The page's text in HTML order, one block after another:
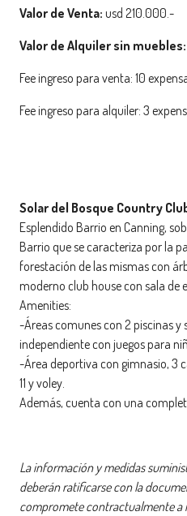
Valor de Venta: usd 210.000.-
Valor de Alquiler sin muebles:
Fee ingreso para venta: 10
Fee ingreso para alquiler: 3
Solar del Bosque Country
Esplendido Barrio en Canning,
Barrio que se caracteriza por la
forestación de las mismas con
moderno club house con sala de
Amenities:
-Áreas comunes con 2 piscinas y
independiente con juegos para
-Área deportiva con gimnasio, 3
11 y voley.
Además, cuenta con una
La información y medidas
deberán ratificarse con la
compromete contractualmente a